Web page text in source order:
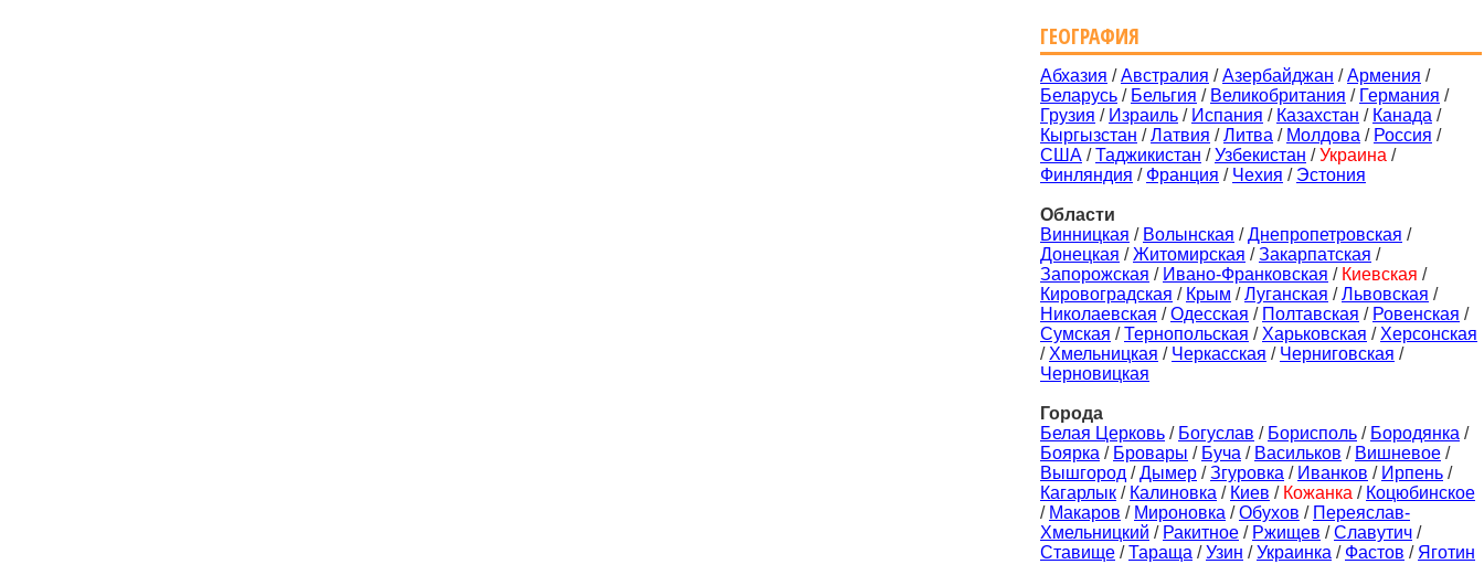
ГЕОГРАФИЯ
Абхазия /Австралия /Азербайджан /Армения /
Беларусь / Бельгия / Великобритания / Германия /
Грузия / Израиль / Испания / Казахстан / Канада /
Кыргызстан /Латвия /Литва / Молдова / Россия /
США /Таджикистан /Узбекистан /Украина /
Финляндия / Франция / Чехия / Эстония
Области
Винницкая / Волынская /Днепропетровская /
Донецкая /Житомирская /Закарпатская /
Запорожская / Ивано-Франковская / Киевская /
Кировоградская / Крым /Луганская /Львовская /
Николаевская /Одесская / Полтавская / Ровенская /
Сумская /Тернопольская / Харьковская / Херсонская
/ Хмельницкая / Черкасская / Черниговская /
Черновицкая
Города
Белая Церковь / Богуслав / Борисполь / Бородянка /
Боярка / Бровары / Буча / Васильков / Вишневое /
Вышгород /Дымер /Згуровка / Иванков / Ирпень /
Кагарлык / Калиновка / Киев / Кожанка / Коцюбинское
/ Макаров / Мироновка /Обухов / Переяслав-
Хмельницкий / Ракитное / Ржищев /Славутич /
Ставище /Тараща /Узин /Украинка / Фастов / Яготин